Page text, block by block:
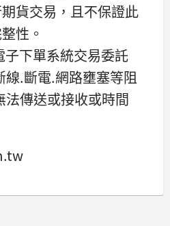
貨交易，且不保證此
性。
下單系統交易委託
線.斷電.網路壅塞等阻
傳送或接收或時間